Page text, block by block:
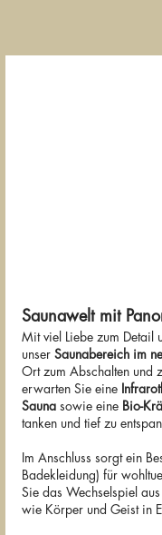
Saunawelt mit
Mit viel Liebe zum Detail
unser Saunabereich im
Ort zum Abschalten und
erwarten Sie eine
Sauna sowie eine Bio-
tanken und tief zu
Im Anschluss sorgt ein
Badekleidung) für
Sie das Wechselspiel
wie Körper und Geist in